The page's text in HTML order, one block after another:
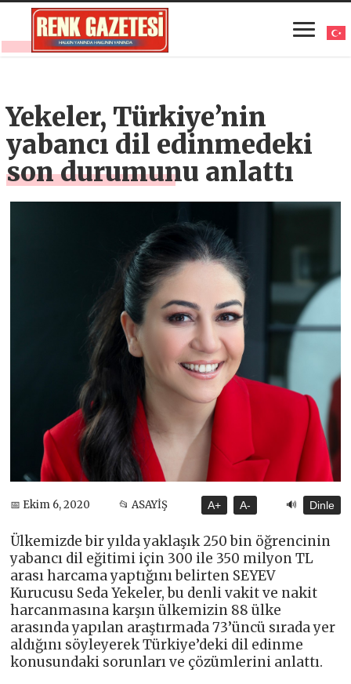
Yekeler, Türkiye’nin
yabancı dil edinmedeki
son durumunu anlattı
📅 Ekim 6, 2020 📂 ASAYİŞ A+ A- 🔊 Dinle
Ülkemizde bir yılda yaklaşık 250 bin öğrencinin
yabancı dil eğitimi için 300 ile 350 milyon TL
arası harcama yaptığını belirten SEYEV
Kurucusu Seda Yekeler, bu denli vakit ve nakit
harcanmasına karşın ülkemizin 88 ülke
arasında yapılan araştırmada 73’üncü sırada yer
aldığını söyleyerek Türkiye’deki dil edinme
konusundaki sorunları ve çözümlerini anlattı.